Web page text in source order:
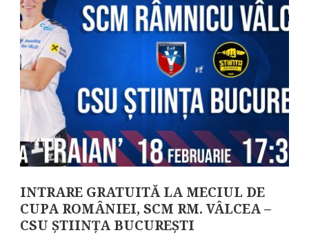
INTRARE GRATUITĂ LA MECIUL DE
CUPA ROMÂNIEI, SCM RM. VÂLCEA –
CSU ȘTIINȚA BUCUREȘTI